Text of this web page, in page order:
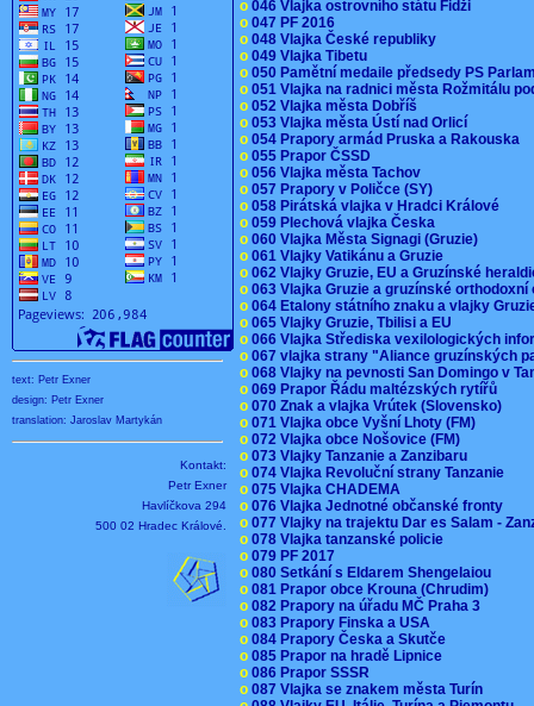
text: Petr Exner
design: Petr Exner
translation: Jaroslav Martykán
Kontakt:
Petr Exner
Havlíčkova 294
500 02 Hradec Králové.
o 046 Vlajka ostrovního státu Fidži
o 047 PF 2016
o 048 Vlajka České republiky
o 049 Vlajka Tibetu
o 050 Pamětní medaile předsedy PS
o 051 Vlajka na radnici města Rožmitálu
o 052 Vlajka města Dobříš
o 053 Vlajka města Ústí nad Orlicí
o 054 Prapory armád Pruska a Rakouska
o 055 Prapor ČSSD
o 056 Vlajka města Tachov
o 057 Prapory v Poličce (SY)
o 058 Pirátská vlajka v Hradci Králové
o 059 Plechová vlajka Česka
o 060 Vlajka Města Signagi (Gruzie)
o 061 Vlajky Vatikánu a Gruzie
o 062 Vlajky Gruzie, EU a Gruzínské
o 063 Vlajka Gruzie a gruzínské
o 064 Etalony státního znaku a vlajky
o 065 Vlajky Gruzie, Tbilisi a EU
o 066 Vlajka Střediska vexilologických
o 067 vlajka strany "Aliance gruzínských
o 068 Vlajky na pevnosti San Domingo v
o 069 Prapor Řádu maltézských rytířů
o 070 Znak a vlajka Vrútek (Slovensko)
o 071 Vlajka obce Vyšní Lhoty (FM)
o 072 Vlajka obce Nošovice (FM)
o 073 Vlajky Tanzanie a Zanzibaru
o 074 Vlajka Revoluční strany Tanzanie
o 075 Vlajka CHADEMA
o 076 Vlajka Jednotné občanské fronty
o 077 Vlajky na trajektu Dar es Salam -
o 078 Vlajka tanzanské policie
o 079 PF 2017
o 080 Setkání s Eldarem Shengelaiou
o 081 Prapor obce Krouna (Chrudim)
o 082 Prapory na úřadu MČ Praha 3
o 083 Prapory Finska a USA
o 084 Prapory Česka a Skutče
o 085 Prapor na hradě Lipnice
o 086 Prapor SSSR
o 087 Vlajka se znakem města Turín